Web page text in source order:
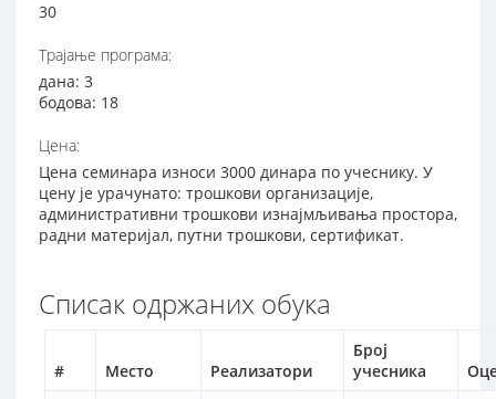
30
Трајање програма:
дана: 3
бодова: 18
Цена:
Цена семинара износи 3000 динара по учеснику. У
цену је урачунато: трошкови организације,
административни трошкови изнајмљивања простора,
радни материјал, путни трошкови, сертификат.
Списак одржаних обука
# Место Реализатори
Број
учесника